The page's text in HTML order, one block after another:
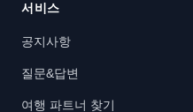
서비스
공지사항
질문&답변
여행 파트너 찾기